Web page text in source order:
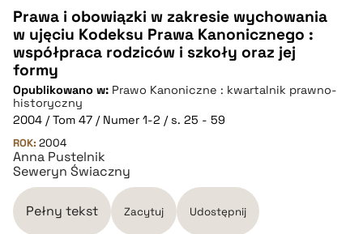
Prawa i obowiązki w zakresie wychowania
w ujęciu Kodeksu Prawa Kanonicznego :
współpraca rodziców i szkoły oraz jej
formy
Opublikowano w: Prawo Kanoniczne : kwartalnik prawno-
historyczny
2004 / Tom 47 / Numer 1-2 / s. 25 - 59
ROK: 2004
Anna Pustelnik
Seweryn Świaczny
Pełny tekst Zacytuj Udostępnij